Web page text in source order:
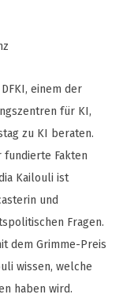
einem der
für KI,
zu KI beraten.
fundierte Fakten
Kailouli ist
und
Fragen.
dem Grimme-Preis
wissen, welche
haben wird.